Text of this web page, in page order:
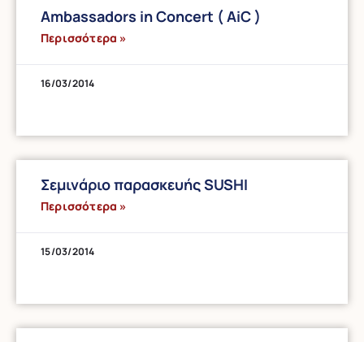
Ambassadors in Concert ( ΑiC )
Περισσότερα »
16/03/2014
Σεμινάριο παρασκευής SUSHI
Περισσότερα »
15/03/2014